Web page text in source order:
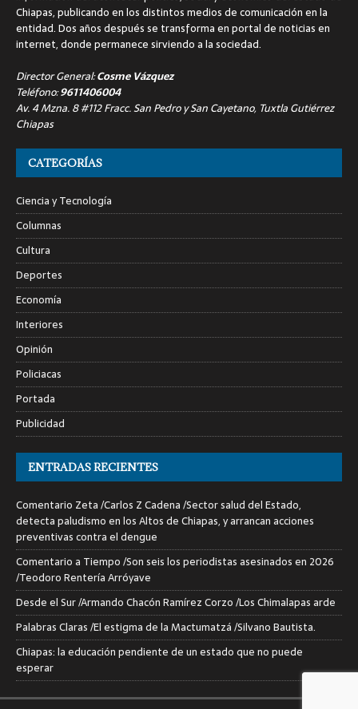
Chiapas, publicando en los distintos medios de comunicación en la
entidad. Dos años después se transforma en portal de noticias en
internet, donde permanece sirviendo a la sociedad.
Director General:Cosme Vázquez
Teléfono:9611406004
Av. 4 Mzna. 8 #112 Fracc. San Pedro y San Cayetano, Tuxtla Gutiérrez
Chiapas
CATEGORÍAS
Ciencia y Tecnología
Columnas
Cultura
Deportes
Economía
Interiores
Opinión
Policiacas
Portada
Publicidad
ENTRADAS RECIENTES
Comentario Zeta /Carlos Z Cadena /Sector salud del Estado,
detecta paludismo en los Altos de Chiapas, y arrancan acciones
preventivas contra el dengue
Comentario a Tiempo /Son seis los periodistas asesinados en 2026
/Teodoro Rentería Arróyave
Desde el Sur /Armando Chacón Ramírez Corzo /Los Chimalapas arde
Palabras Claras /El estigma de la Mactumatzá /Silvano Bautista.
Chiapas: la educación pendiente de un estado que no puede
esperar